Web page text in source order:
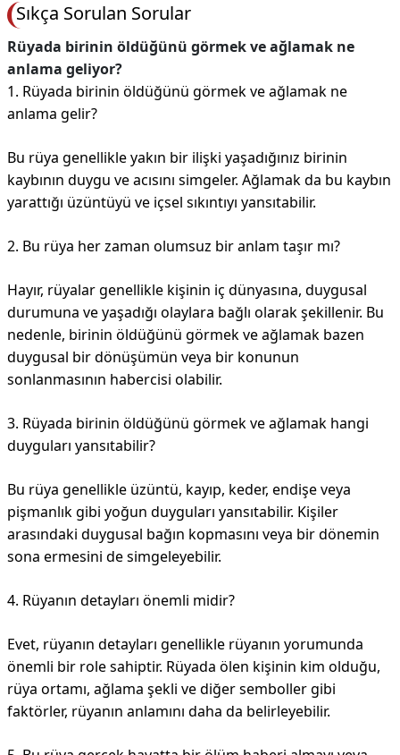
Sıkça Sorulan Sorular
Rüyada birinin öldüğünü görmek ve ağlamak ne
anlama geliyor?
1. Rüyada birinin öldüğünü görmek ve ağlamak ne
anlama gelir?
Bu rüya genellikle yakın bir ilişki yaşadığınız birinin
kaybının duygu ve acısını simgeler. Ağlamak da bu kaybın
yarattığı üzüntüyü ve içsel sıkıntıyı yansıtabilir.
2. Bu rüya her zaman olumsuz bir anlam taşır mı?
Hayır, rüyalar genellikle kişinin iç dünyasına, duygusal
durumuna ve yaşadığı olaylara bağlı olarak şekillenir. Bu
nedenle, birinin öldüğünü görmek ve ağlamak bazen
duygusal bir dönüşümün veya bir konunun
sonlanmasının habercisi olabilir.
3. Rüyada birinin öldüğünü görmek ve ağlamak hangi
duyguları yansıtabilir?
Bu rüya genellikle üzüntü, kayıp, keder, endişe veya
pişmanlık gibi yoğun duyguları yansıtabilir. Kişiler
arasındaki duygusal bağın kopmasını veya bir dönemin
sona ermesini de simgeleyebilir.
4. Rüyanın detayları önemli midir?
Evet, rüyanın detayları genellikle rüyanın yorumunda
önemli bir role sahiptir. Rüyada ölen kişinin kim olduğu,
rüya ortamı, ağlama şekli ve diğer semboller gibi
faktörler, rüyanın anlamını daha da belirleyebilir.